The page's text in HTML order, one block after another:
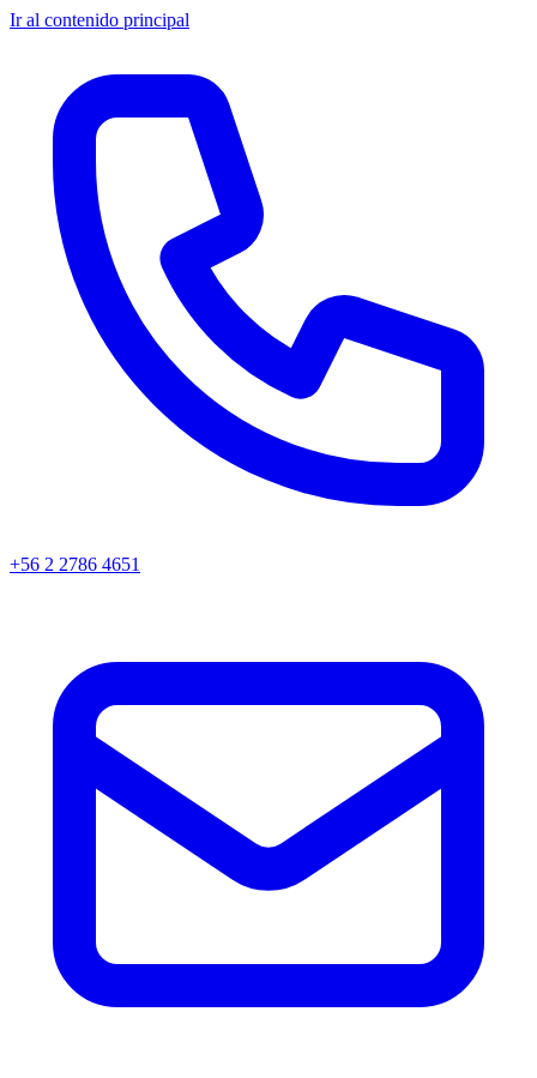
Ir al contenido principal
+56 2 2786 4651